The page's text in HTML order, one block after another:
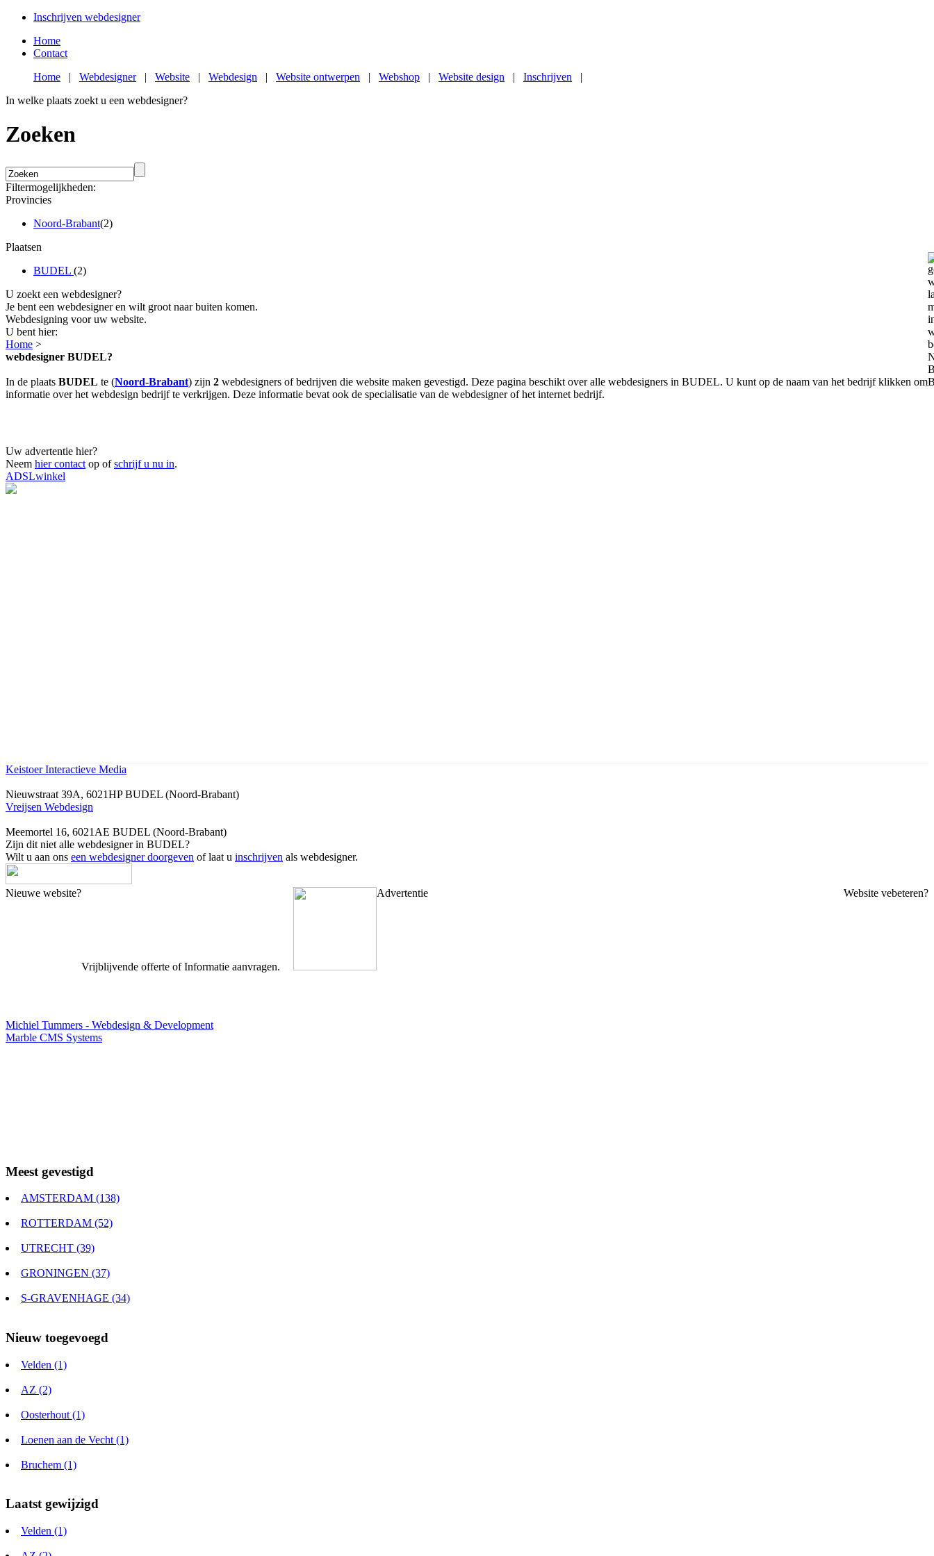
Inschrijven webdesigner
Home
Contact
Home | Webdesigner| Website | Webdesign | Website ontwerpen | Webshop | Website design | Inschrijven |
In welke plaats zoekt u een webdesigner?
Zoeken
Filtermogelijkheden:
Provincies
Noord-Brabant(2)
Plaatsen
BUDEL (2)
U zoekt een webdesigner?
Je bent een webdesigner en wilt groot naar buiten komen.
Webdesigning voor uw website.
U bent hier:
Home >
webdesigner BUDEL?
In de plaats BUDEL te (Noord-Brabant) zijn 2 webdesigners of bedrijven die website maken gevestigd. Deze pagina beschikt over alle webdesigners in BUDEL. U kunt op de naam van het bedrijf klikken om
informatie over het webdesign bedrijf te verkrijgen. Deze informatie bevat ook de specialisatie van de webdesigner of het internet bedrijf.
Uw advertentie hier?
Neem hier contact op ofschrijf u nu in.
ADSLwinkel
Keistoer Interactieve Media
Nieuwstraat 39A, 6021HP BUDEL (Noord-Brabant)
Vreijsen Webdesign
Meemortel 16, 6021AE BUDEL (Noord-Brabant)
Zijn dit niet alle webdesigner in BUDEL?
Wilt u aan ons een webdesigner doorgeven of laat u inschrijven als webdesigner.
Nieuwe website? Website vebeteren?
Vrijblijvende offerte of Informatie aanvragen.
Advertentie
Michiel Tummers - Webdesign & Development
Marble CMS Systems
Meest gevestigd
AMSTERDAM (138)
ROTTERDAM (52)
UTRECHT (39)
GRONINGEN (37)
S-GRAVENHAGE (34)
Nieuw toegevoegd
Velden (1)
AZ (2)
Oosterhout (1)
Loenen aan de Vecht (1)
Bruchem (1)
Laatst gewijzigd
Velden (1)